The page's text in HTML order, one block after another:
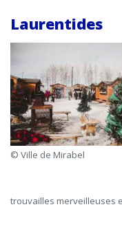
Laurentides
© Ville de Mirabel
trouvailles merveilleuses